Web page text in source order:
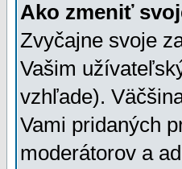
Ako zmeniť
Zvyčajne svoje
Vašim
vzhľade).
Vami pridaných
moderátorov a